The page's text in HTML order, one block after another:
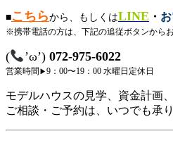
■こちらから、もしくはLINE ・
※携帯電話の方は、下記の追従ボタンからお
( ’ω’) 072-975-6022
営業時間 ▶︎9：00〜19：00 水曜日定休日
モデルハウスの見学、資金計画
ご相談・ご予約は、いつでも承